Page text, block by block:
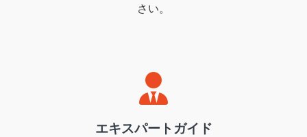
さい。
エキスパートガイド